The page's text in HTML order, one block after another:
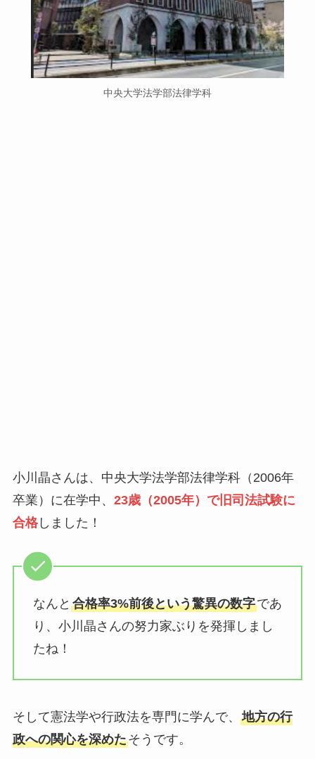
中央大学法学部法律学科
小川晶さんは、中央大学法学部法律学科（2006年
卒業）に在学中、 23歳（2005年）で旧司法試験に
合格しました！
なんと 合格率3%前後という驚異の数字であ
り、小川晶さんの努力家ぶりを発揮しまし
たね！
そして憲法学や行政法を専門に学んで、 地方の行
政への関心を深めたそうです。